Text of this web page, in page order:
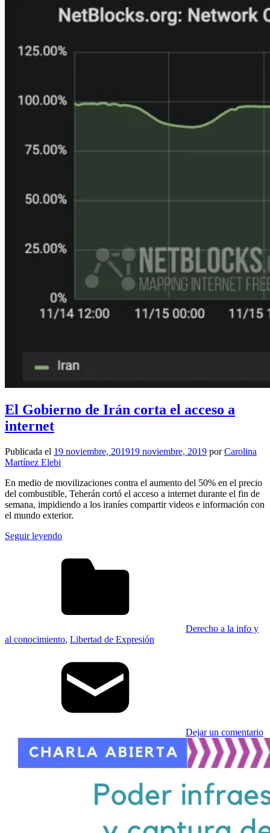
El Gobierno de Irán corta el acceso a
internet
Publicada el 19 noviembre, 201919 noviembre, 2019 porCarolina
Martínez Elebi
En medio de movilizaciones contra el aumento del 50% en el precio
del combustible, Teherán cortó el acceso a internet durante el fin de
semana, impidiendo a los iraníes compartir videos e información con
el mundo exterior.
Seguir leyendo
Derecho a la info y
al conocimiento, Libertad de Expresión
Dejar un comentario